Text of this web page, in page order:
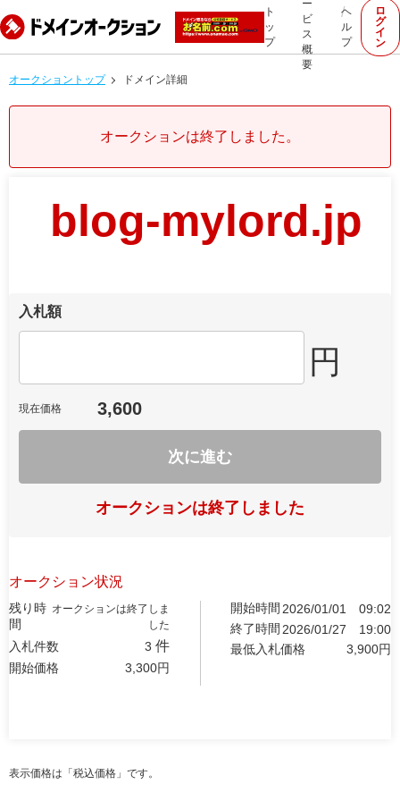
ト
ッ
プ
ー
ビ
ス
概
要
ヘ
ル
プ
ロ
グ
イ
ン
オークショントップ ドメイン詳細
オークションは終了しました。
blog-mylord.jp
入札額
円
現在価格 3,600
次に進む
オークションは終了しました
オークション状況
残り時
間
オークションは終了しま
した
入札件数 3 件
開始価格 3,300円
開始時間 2026/01/01
09:02
終了時間 2026/01/27
19:00
最低入札価格
3,900円
表示価格は「税込価格」です。